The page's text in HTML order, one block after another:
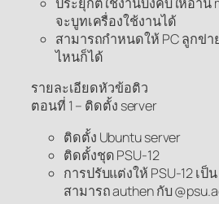
จะบูทเครื่องใช้งานได้
สามารถกำหนดให้ PC ลูกข่า
ไหนก็ได้
รายละเอียดหัวข้อติว
ตอนที่ 1 – ติดตั้ง server
ติดตั้ง Ubuntu server
ติดตั้งชุด PSU-12
การปรับแต่งให้ PSU-12 เป็
สามารถ authen กับ